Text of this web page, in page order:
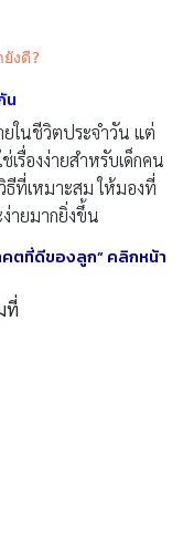
งดี?
น
ยในชีวิตประจำวัน แต่
รื่องง่ายสำหรับเด็กคน
ที่เหมาะสม ให้มองที่
ายมากยิ่งขึ้น
ตที่ดีของลูก” คลิกหน้า
ที่